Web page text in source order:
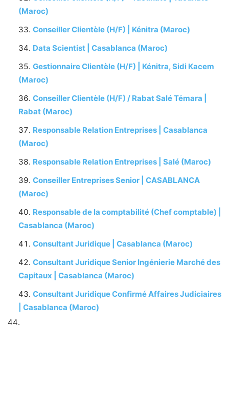
(Maroc)
Conseiller Clientèle (H/F) | Kénitra (Maroc)
Data Scientist | Casablanca (Maroc)
Gestionnaire Clientèle (H/F) | Kénitra, Sidi Kacem
(Maroc)
Conseiller Clientèle (H/F) / Rabat Salé Témara |
Rabat (Maroc)
Responsable Relation Entreprises | Casablanca
(Maroc)
Responsable Relation Entreprises | Salé (Maroc)
Conseiller Entreprises Senior | CASABLANCA
(Maroc)
Responsable de la comptabilité (Chef comptable) |
Casablanca (Maroc)
Consultant Juridique | Casablanca (Maroc)
Consultant Juridique Senior Ingénierie Marché des
Capitaux | Casablanca (Maroc)
Consultant Juridique Confirmé Affaires Judiciaires
| Casablanca (Maroc)